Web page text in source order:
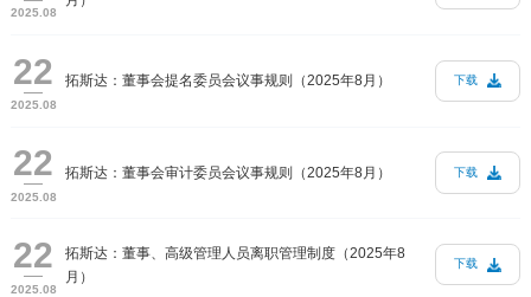
2025.08
22
2025.08
拓斯达：董事会提名委员会议事规则（2025年8月） 下载
22
2025.08
拓斯达：董事会审计委员会议事规则（2025年8月） 下载
22
2025.08
拓斯达：董事、高级管理人员离职管理制度（2025年8
月）
下载